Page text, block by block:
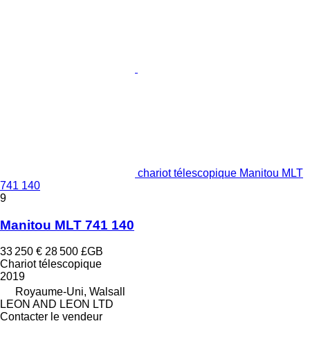
chariot télescopique Manitou MLT
741 140
9
Manitou MLT 741 140
33 250 € 28 500 £GB
Chariot télescopique
2019
Royaume-Uni, Walsall
LEON AND LEON LTD
Contacter le vendeur